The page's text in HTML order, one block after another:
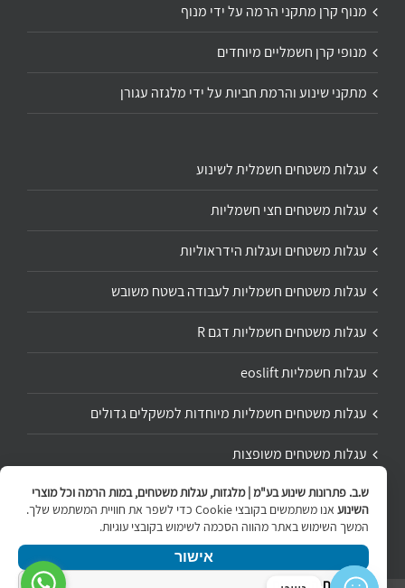
מנוף קרן מתקני הרמה על ידי מנוף
מנופי קרן חשמליים מיוחדים
מתקני שינוע והרמת חביות על ידי מלגזה עגורן
עגלות משטחים חשמלית לשינוע
עגלות משטחים חצי חשמליות
עגלות משטחים ועגלות הידראוליות
עגלות משטחים חשמליות לעבודה בשטח משובש
עגלות משטחים חשמליות דגם R
עגלות חשמליות eoslift
עגלות משטחים חשמליות מיוחדות למשקלים גדולים
עגלות משטחים משופצות
תיקון ושיפוץ עגלת משטחים
ש.ב. פתרונות שינוע בע"מ | מלגזות, עגלות משטחים, במות הרמה וכל מוצרי
השינוע
אנו משתמשים בקובצי Cookie כדי לשפר את חוויית המשתמש שלך.
המשך השימוש באתר מהווה הסכמה לשימוש בקובצי עוגיות.
אישור